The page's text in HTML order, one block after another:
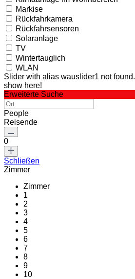
Markise
Rückfahrkamera
Rückfahrsensoren
Solaranlage
TV
Wintertauglich
WLAN
Slider with alias wauslider1 not found.
show here!
Erweiterte Suche
People
Reisende
0
Schließen
Zimmer
Zimmer
1
2
3
4
5
6
7
8
9
10